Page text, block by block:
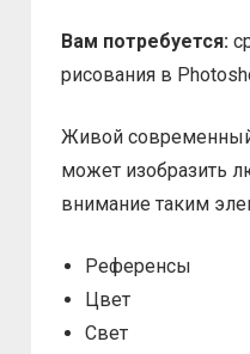
Вам потребуется:
рисования в
Живой современный
может изобразить
внимание таким
Референсы
Цвет
Свет